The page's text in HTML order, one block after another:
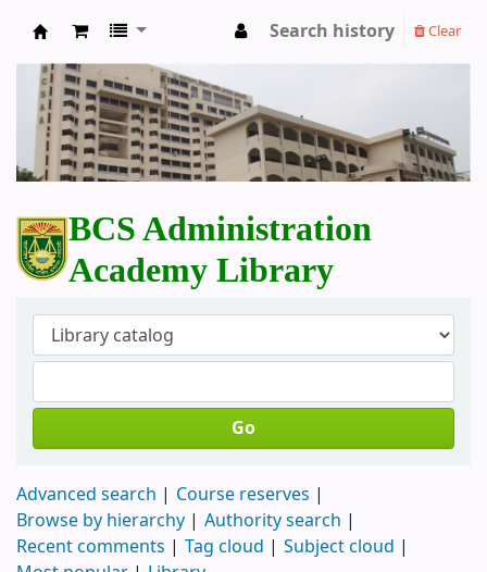
BCS Administration Academy Library
Search history Clear
BCS Administration
Academy Library
Go
Advanced search
Course reserves
Browse by hierarchy
Authority search
Recent comments
Tag cloud
Subject cloud